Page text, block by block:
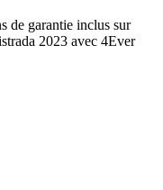
de garantie inclus sur
2023 avec 4Ever